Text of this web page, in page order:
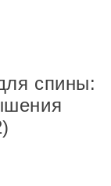
спины: